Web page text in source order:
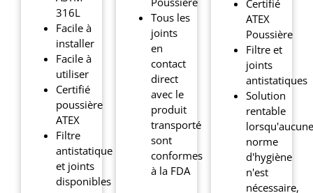
316L
Facile à
installer
Facile à
utiliser
Certifié
poussière
ATEX
Filtre
antistatique
et joints
disponibles
Tous les
joints
en
contact
direct
avec le
produit
transporté
sont
conformes
à la FDA
Certifié
ATEX
Poussière
Filtre et
joints
antistatiques
Solution
rentable
lorsqu'aucune
norme
d'hygiène
n'est
nécessaire,